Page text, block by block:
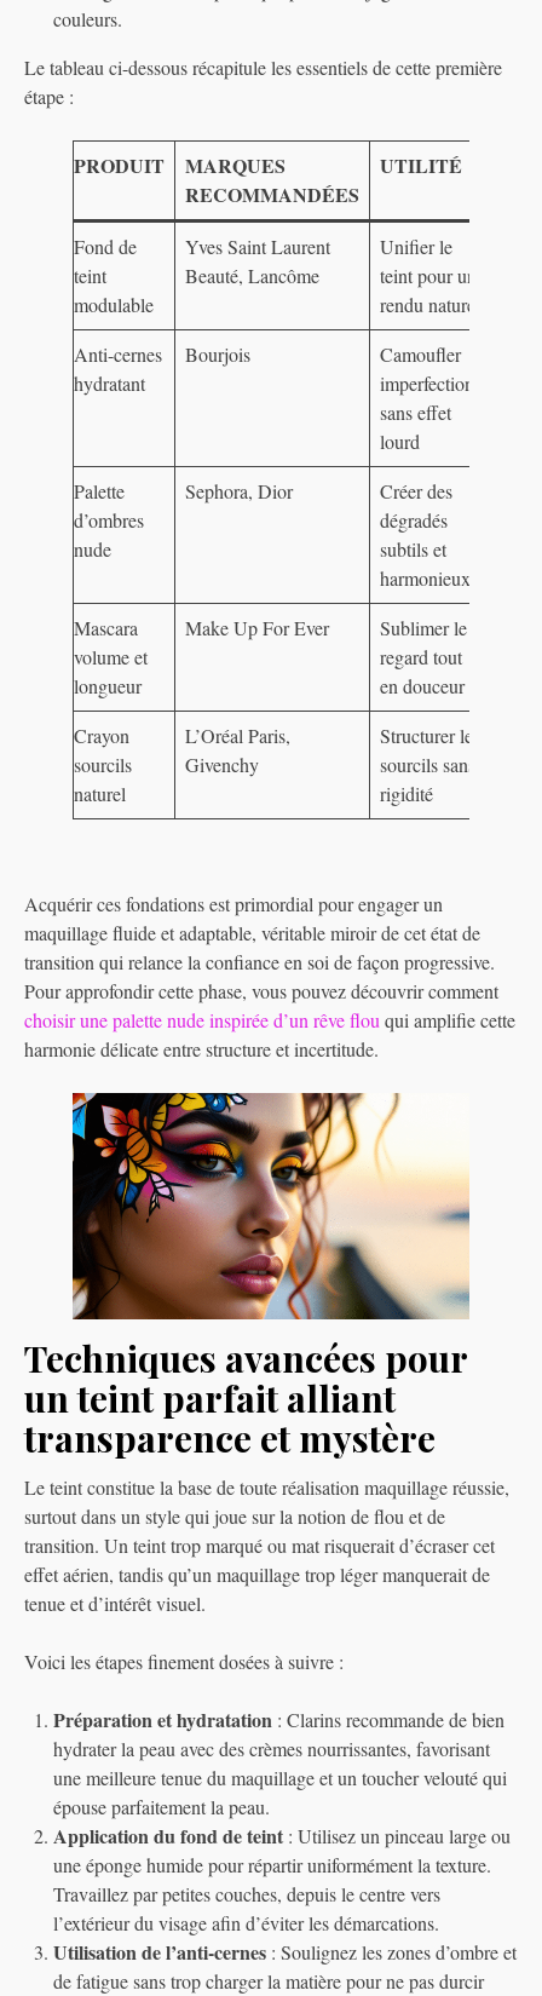
couleurs.
Le tableau ci-dessous récapitule les essentiels de cette première
étape :
PRODUIT
MARQUES
RECOMMANDÉES
UTILITÉ
Fond de
teint
modulable
Yves Saint Laurent
Beauté, Lancôme
Unifier le
teint pour un
rendu naturel
Anti-cernes
hydratant
Bourjois
Camoufler
imperfections
sans effet
lourd
Palette
d’ombres
nude
Sephora, Dior
Créer des
dégradés
subtils et
harmonieux
Mascara
volume et
longueur
Make Up For Ever
Sublimer le
regard tout
en douceur
Crayon
sourcils
naturel
L’Oréal Paris,
Givenchy
Structurer les
sourcils sans
rigidité
Acquérir ces fondations est primordial pour engager un
maquillage fluide et adaptable, véritable miroir de cet état de
transition qui relance la confiance en soi de façon progressive.
Pour approfondir cette phase, vous pouvez découvrir comment
choisir une palette nude inspirée d’un rêve flou qui amplifie cette
harmonie délicate entre structure et incertitude.
Techniques avancées pour
un teint parfait alliant
transparence et mystère
Le teint constitue la base de toute réalisation maquillage réussie,
surtout dans un style qui joue sur la notion de flou et de
transition. Un teint trop marqué ou mat risquerait d’écraser cet
effet aérien, tandis qu’un maquillage trop léger manquerait de
tenue et d’intérêt visuel.
Voici les étapes finement dosées à suivre :
Préparation et hydratation : Clarins recommande de bien
hydrater la peau avec des crèmes nourrissantes, favorisant
une meilleure tenue du maquillage et un toucher velouté qui
épouse parfaitement la peau.
Application du fond de teint : Utilisez un pinceau large ou
une éponge humide pour répartir uniformément la texture.
Travaillez par petites couches, depuis le centre vers
l’extérieur du visage afin d’éviter les démarcations.
Utilisation de l’anti-cernes : Soulignez les zones d’ombre et
de fatigue sans trop charger la matière pour ne pas durcir